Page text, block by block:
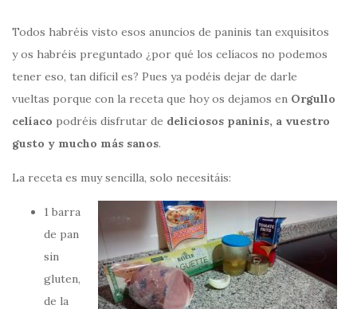
Todos habréis visto esos anuncios de paninis tan exquisitos
y os habréis preguntado ¿por qué los celíacos no podemos
tener eso, tan difícil es? Pues ya podéis dejar de darle
vueltas porque con la receta que hoy os dejamos en Orgullo
celíaco podréis disfrutar de deliciosos paninis, a vuestro
gusto y mucho más sanos.
La receta es muy sencilla, solo necesitáis:
1 barra
de pan
sin
gluten,
de la